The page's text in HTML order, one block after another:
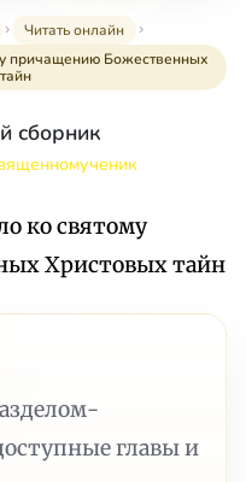
Читать онлайн
причащению Божественных
сборник
ко святому
Христовых тайн
главы и